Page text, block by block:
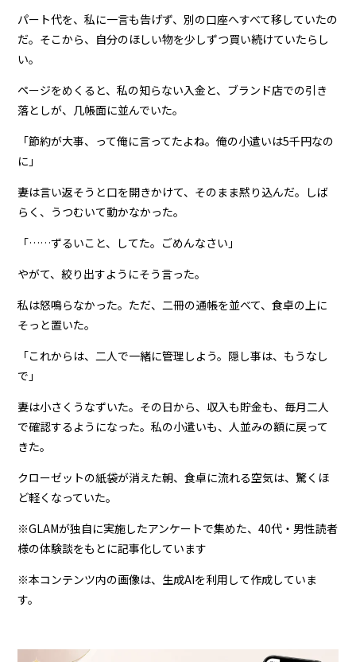
パート代を、私に一言も告げず、別の口座へすべて移していたの
だ。そこから、自分のほしい物を少しずつ買い続けていたらし
い。
ページをめくると、私の知らない入金と、ブランド店での引き
落としが、几帳面に並んでいた。
「節約が大事、って俺に言ってたよね。俺の小遣いは5千円なの
に」
妻は言い返そうと口を開きかけて、そのまま黙り込んだ。しば
らく、うつむいて動かなかった。
「……ずるいこと、してた。ごめんなさい」
やがて、絞り出すようにそう言った。
私は怒鳴らなかった。ただ、二冊の通帳を並べて、食卓の上に
そっと置いた。
「これからは、二人で一緒に管理しよう。隠し事は、もうなし
で」
妻は小さくうなずいた。その日から、収入も貯金も、毎月二人
で確認するようになった。私の小遣いも、人並みの額に戻って
きた。
クローゼットの紙袋が消えた朝、食卓に流れる空気は、驚くほ
ど軽くなっていた。
※GLAMが独自に実施したアンケートで集めた、40代・男性読者
様の体験談をもとに記事化しています
※本コンテンツ内の画像は、生成AIを利用して作成していま
す。